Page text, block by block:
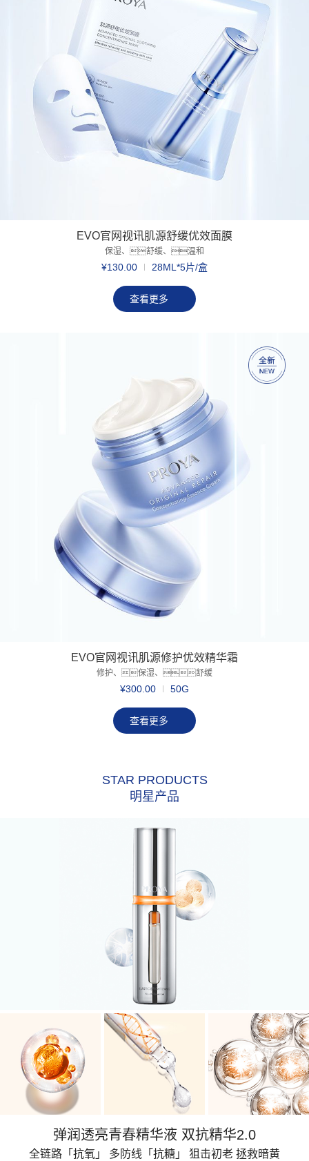
EVO官网视讯肌源舒缓优效面膜
保湿、舒缓、温和
¥130.00 28ML*5片/盒
查看更多
EVO官网视讯肌源修护优效精华霜
修护、保湿、舒缓
¥300.00 50G
查看更多
STAR PRODUCTS
明星产品
弹润透亮青春精华液 双抗精华2.0
全链路「抗氧」 多防线「抗糖」 狙击初老 拯救暗黄